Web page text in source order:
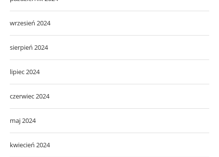
wrzesień 2024
sierpień 2024
lipiec 2024
czerwiec 2024
maj 2024
kwiecień 2024